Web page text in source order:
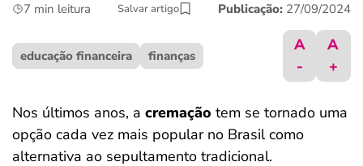
últimas notícias
ferramentas
7 min leitura Salvar artigo Publicação: 27/09/2024
educação financeira finanças
A
-
A
+
Nos últimos anos, a cremação tem se tornado uma
opção cada vez mais popular no Brasil como
alternativa ao sepultamento tradicional.